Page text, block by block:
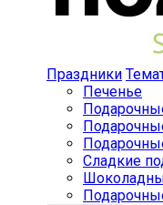
Праздники
Печенье
Сладкие